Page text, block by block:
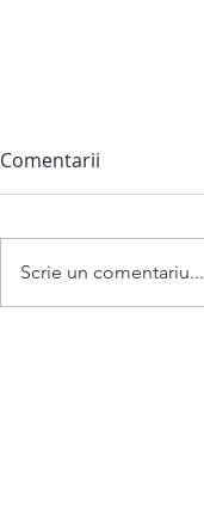
Comentarii
Scrie un comentariu...